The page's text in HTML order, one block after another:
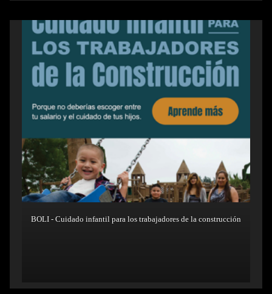
BOLI - Cuidado infantil para los trabajadores de la construcción